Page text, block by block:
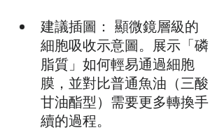
建議插圖： 顯微鏡層級的
細胞吸收示意圖。展示「磷
脂質」如何輕易通過細胞
膜，並對比普通魚油（三酸
甘油酯型）需要更多轉換手
續的過程。